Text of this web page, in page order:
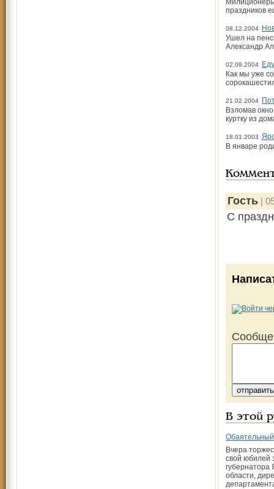
праздников
08.12.2004
Ушел на
Александр
02.09.2004
Как мы уже
21.02.2004
Взломав
куртку из
18.01.2003
В январе
Гость |
С
В этой
Вчера
свой юбилей
губернатора
области,